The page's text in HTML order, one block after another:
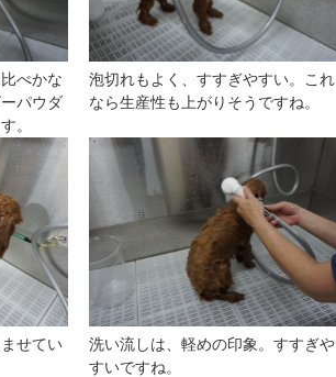
べかな
パウダ
。
泡切れもよく、すすぎやすい。これ
なら生産性も上がりそうですね。
せてい
洗い流しは、軽めの印象。すすぎや
すいですね。